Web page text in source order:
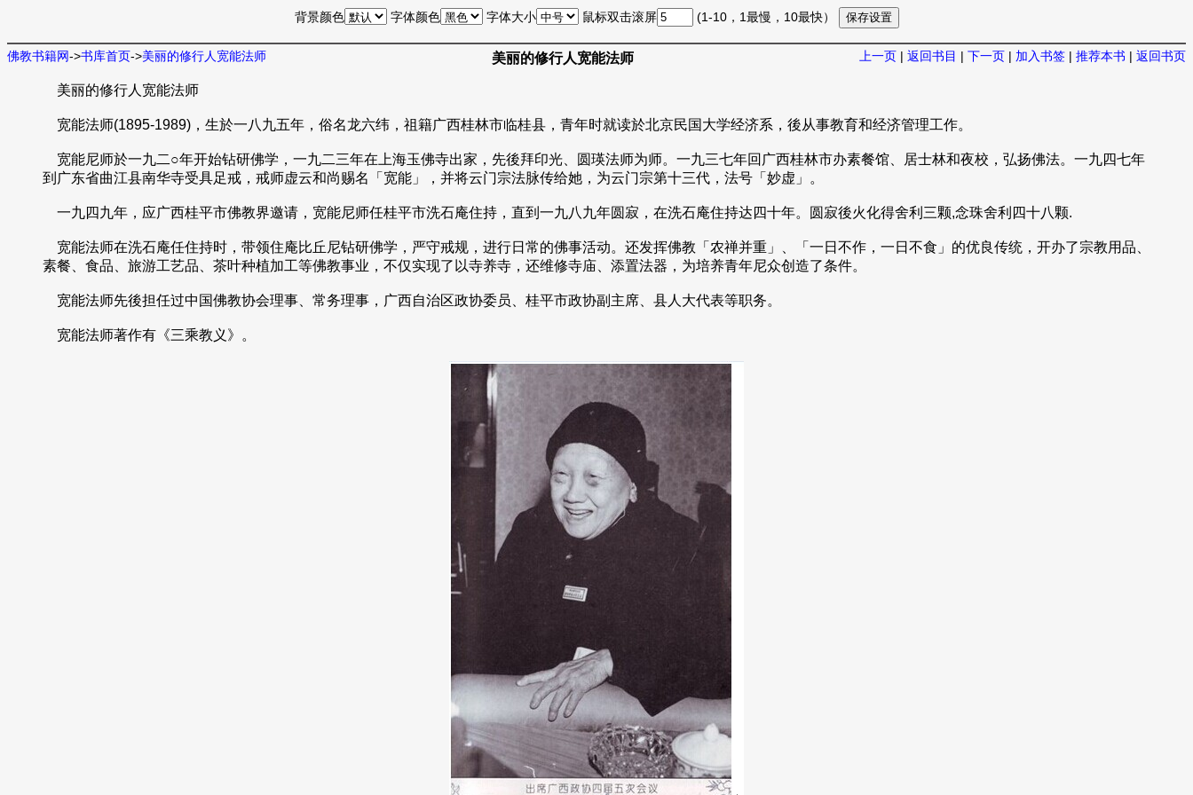
背景颜色 字体颜色 字体大小 鼠标双击滚屏 (1-10，1最慢，10最快）
佛教书籍网->书库首页->美丽的修行人宽能法师 上一页 | 返回书目 | 下一页 | 加入书签 | 推荐本书 | 返回书页
美丽的修行人宽能法师
美丽的修行人宽能法师
宽能法师(1895-1989)，生於一八九五年，俗名龙六纬，祖籍广西桂林市临桂县，青年时就读於北京民国大学经济系，後从事教育和经济管理工作。
宽能尼师於一九二○年开始钻研佛学，一九二三年在上海玉佛寺出家，先後拜印光、圆瑛法师为师。一九三七年回广西桂林市办素餐馆、居士林和夜校，弘扬佛法。一九四七年
到广东省曲江县南华寺受具足戒，戒师虚云和尚赐名「宽能」，并将云门宗法脉传给她，为云门宗第十三代，法号「妙虚」。
一九四九年，应广西桂平市佛教界邀请，宽能尼师任桂平市洗石庵住持，直到一九八九年圆寂，在洗石庵住持达四十年。圆寂後火化得舍利三颗,念珠舍利四十八颗.
宽能法师在洗石庵任住持时，带领住庵比丘尼钻研佛学，严守戒规，进行日常的佛事活动。还发挥佛教「农禅并重」、「一日不作，一日不食」的优良传统，开办了宗教用品、
素餐、食品、旅游工艺品、茶叶种植加工等佛教事业，不仅实现了以寺养寺，还维修寺庙、添置法器，为培养青年尼众创造了条件。
宽能法师先後担任过中国佛教协会理事、常务理事，广西自治区政协委员、桂平市政协副主席、县人大代表等职务。
宽能法师著作有《三乘教义》。